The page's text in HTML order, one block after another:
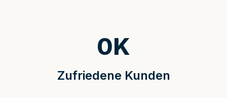
Zufriedene Kunden
0K